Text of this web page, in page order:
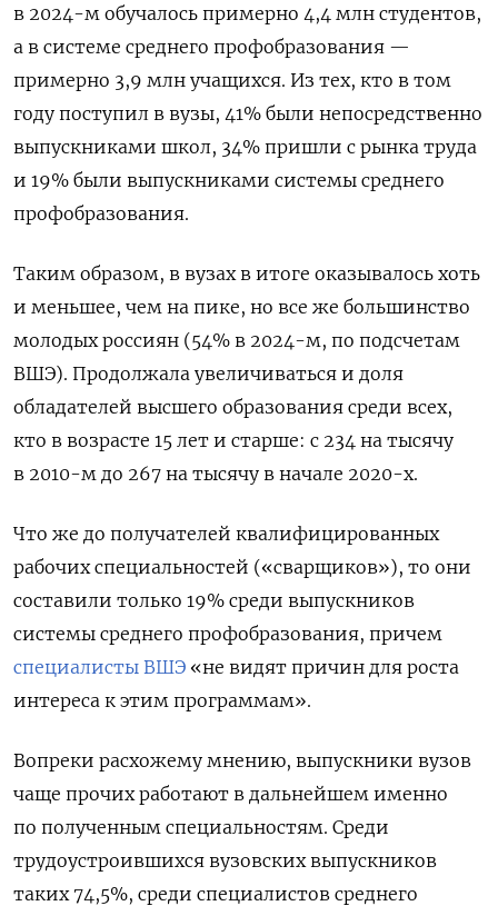
в 2024-м обучалось примерно 4,4 млн студентов,
а в системе среднего профобразования —
примерно 3,9 млн учащихся. Из тех, кто в том
году поступил в вузы, 41% были непосредственно
выпускниками школ, 34% пришли с рынка труда
и 19% были выпускниками системы среднего
профобразования.
Таким образом, в вузах в итоге оказывалось хоть
и меньшее, чем на пике, но все же большинство
молодых россиян (54% в 2024-м, по подсчетам
ВШЭ). Продолжала увеличиваться и доля
обладателей высшего образования среди всех,
кто в возрасте 15 лет и старше: с 234 на тысячу
в 2010-м до 267 на тысячу в начале 2020-х.
Что же до получателей квалифицированных
рабочих специальностей («сварщиков»), то они
составили только 19% среди выпускников
системы среднего профобразования, причем
специалисты ВШЭ «не видят причин для роста
интереса к этим программам».
Вопреки расхожему мнению, выпускники вузов
чаще прочих работают в дальнейшем именно
по полученным специальностям. Среди
трудоустроившихся вузовских выпускников
таких 74,5%, среди специалистов среднего